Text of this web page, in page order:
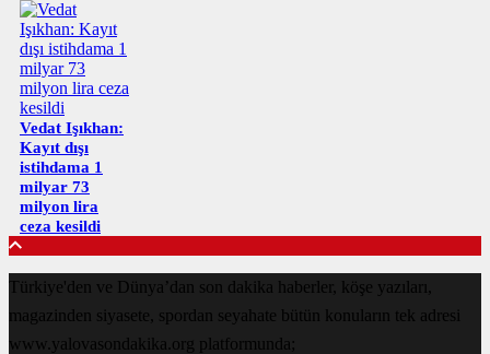
Vedat Işıkhan:
Kayıt dışı
istihdama 1
milyar 73
milyon lira
ceza kesildi
Türkiye'den ve Dünya’dan son dakika haberler, köşe yazıları,
magazinden siyasete, spordan seyahate bütün konuların tek adresi
www.yalovasondakika.org platformunda;